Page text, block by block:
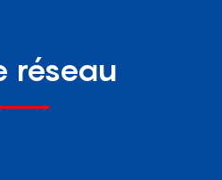
réseau